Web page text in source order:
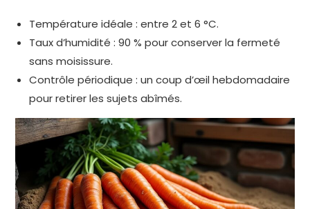
Température idéale : entre 2 et 6 °C.
Taux d’humidité : 90 % pour conserver la fermeté
sans moisissure.
Contrôle périodique : un coup d’œil hebdomadaire
pour retirer les sujets abîmés.